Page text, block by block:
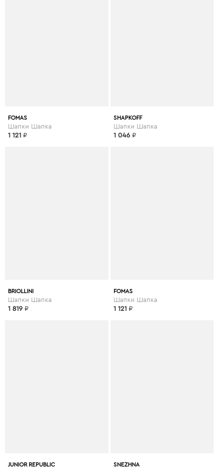
FOMAS
Шапки Шапка
1 121 ₽
SHAPKOFF
Шапки Шапка
1 046 ₽
BRIOLLINI
Шапки Шапка
1 819 ₽
FOMAS
Шапки Шапка
1 121 ₽
JUNIOR REPUBLIC SNEZHNA